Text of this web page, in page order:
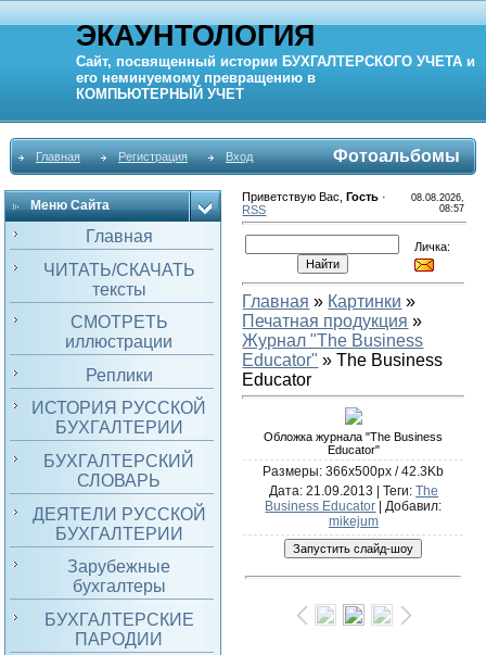
ЭКАУНТОЛОГИЯ
Сайт, посвященный истории БУХГАЛТЕРСКОГО УЧЕТА и
его неминуемому превращению в
КОМПЬЮТЕРНЫЙ УЧЕТ
Главная Регистрация Вход Фотоальбомы
Меню Сайта
Главная
ЧИТАТЬ/СКАЧАТЬ
тексты
СМОТРЕТЬ
иллюстрации
Реплики
ИСТОРИЯ РУССКОЙ
БУХГАЛТЕРИИ
БУХГАЛТЕРСКИЙ
СЛОВАРЬ
ДЕЯТЕЛИ РУССКОЙ
БУХГАЛТЕРИИ
Зарубежные
бухгалтеры
БУХГАЛТЕРСКИЕ
ПАРОДИИ
Приветствую Вас ,Гость ·
RSS
08.08.2026,
08:57
Личка:
Главная » Картинки »
Печатная продукция »
Журнал "The Business
Educator" » The Business
Educator
Обложка журнала "The Business
Educator"
Размеры: 366x500px / 42.3Kb
Дата: 21.09.2013 | Теги: The
Business Educator |Добавил:
mikejum